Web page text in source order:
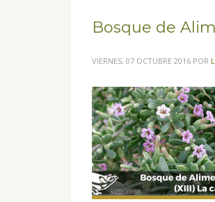
Bosque de
VIERNES, 07 OCTUBRE 2016 POR